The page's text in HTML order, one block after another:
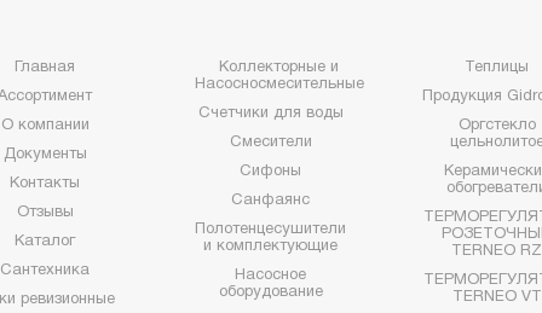
Главная
О компании
Документы
Контакты
Отзывы
Каталог
Сантехника
ревизионные
Коллекторные и
Насосносмесительные
Счетчики для воды
Смесители
Сифоны
Санфаянс
Полотенцесушители
и комплектующие
Насосное
оборудование
Теплицы
Продукция
Оргстекло
TERNEO RZ
TERNEO VT